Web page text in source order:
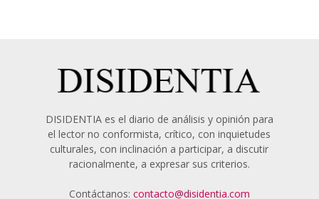
DISIDENTIA es el diario de análisis y opinión para
el lector no conformista, crítico, con inquietudes
culturales, con inclinación a participar, a discutir
racionalmente, a expresar sus criterios.
Contáctanos: contacto@disidentia.com